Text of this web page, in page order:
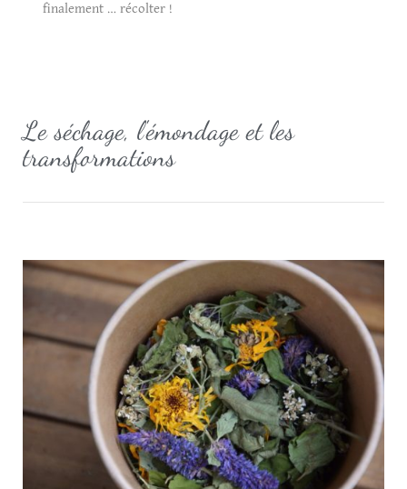
finalement … récolter !
Le séchage, l'émondage et les
transformations